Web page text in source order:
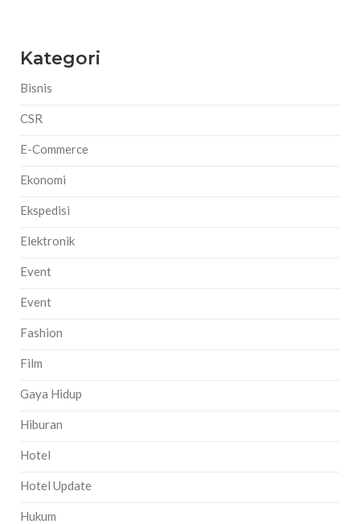
Kategori
Bisnis
CSR
E-Commerce
Ekonomi
Ekspedisi
Elektronik
Event
Event
Fashion
Film
Gaya Hidup
Hiburan
Hotel
Hotel Update
Hukum